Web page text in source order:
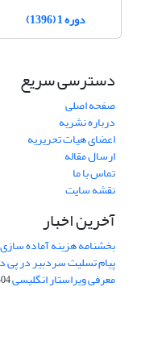
دوره 1 (1396)
دسترسی سریع
صفحه اصلی
درباره نشریه
اعضای هیات تحریریه
ارسال مقاله
تماس با ما
نقشه سایت
آخرین اخبار
بخشنامه هزینه آماده سازی
پیام تسلیت سردبیر در
معرفی ویراستار انگلیسی30